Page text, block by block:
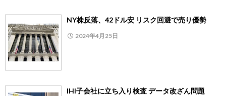
NY株反落、42ドル安 リスク回避で売り優勢
2024年4月25日
IHI子会社に立ち入り検査 データ改ざん問題